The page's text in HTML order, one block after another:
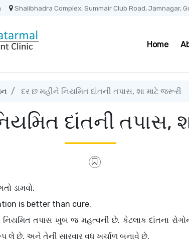
Shalibhadra Complex, Summair Club Road, Jamnagar,
Home
દર છ મહીને નિયમિત દાંતની તપાસ, શા માટે જરૂરી
દાંતની તપાસ,
ડામવો.
is better than cure.
નિયમિત તપાસ ખુબ જ મહત્વની છે. કેટલાક દાંતના
પ લે છે, અને તેની સારવાર વધુ ખર્ચાળ બનાવે છે.